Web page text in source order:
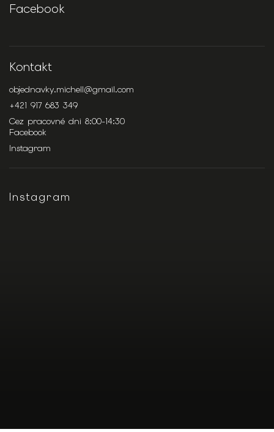
Facebook
Kontakt
objednavky.michell@gmail.com
+421 917 683 349
Cez pracovné dni 8:00-14:30
Facebook
Instagram
Instagram